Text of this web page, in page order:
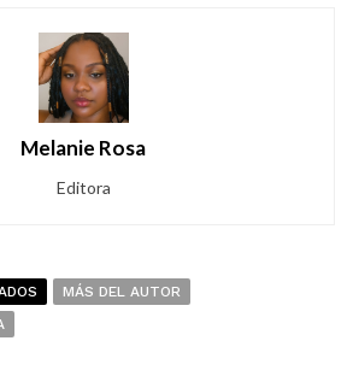
Melanie Rosa
Editora
MÁS DEL AUTOR